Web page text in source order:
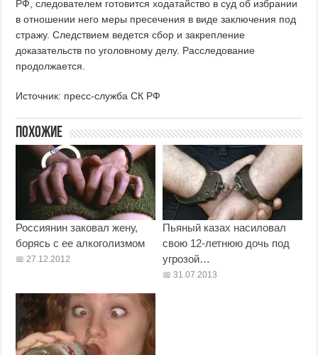
РФ, следователем готовится ходатайство в суд об избрании
в отношении него меры пресечения в виде заключения под
стражу. Следствием ведется сбор и закрепление
доказательств по уголовному делу. Расследование
продолжается.
Источник: пресс-служба СК РФ
Похожие
Россиянин заковал жену,
борясь с ее алкоголизмом
27.12.2012
Пьяный казах насиловал
свою 12-летнюю дочь под
угрозой…
31.07.2013